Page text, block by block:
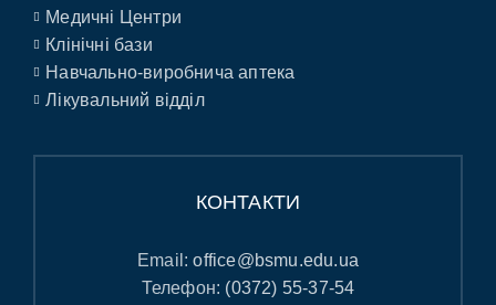
Медичні Центри
Клінічні бази
Навчально-виробнича аптека
Лікувальний відділ
КОНТАКТИ
Email:office@bsmu.edu.ua
Телефон: (0372) 55-37-54